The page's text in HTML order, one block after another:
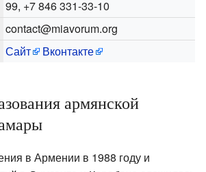
99, +7 846 331-33-10
contact@miavorum.org
Сайт Вконтакте
армянской
в Армении в 1988 году и